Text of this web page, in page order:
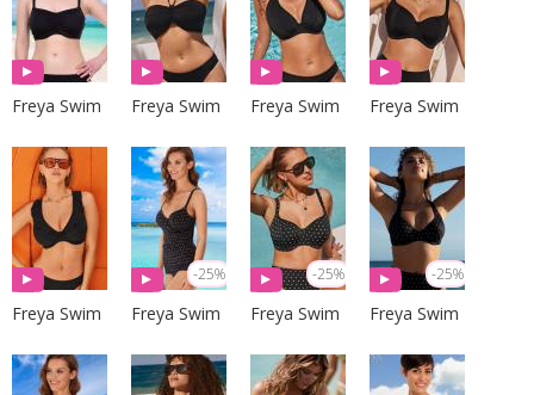
Freya Swim Freya Swim Freya Swim Freya Swim
Freya Swim
-25%
Freya Swim
-25%
Freya Swim
-25%
Freya Swim